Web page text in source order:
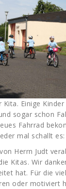
Kita. Einige
sogar schon
Fahrrad
mal schallt
Herrn Judt
Kitas. Wir
hat. Für die
oder motiviert